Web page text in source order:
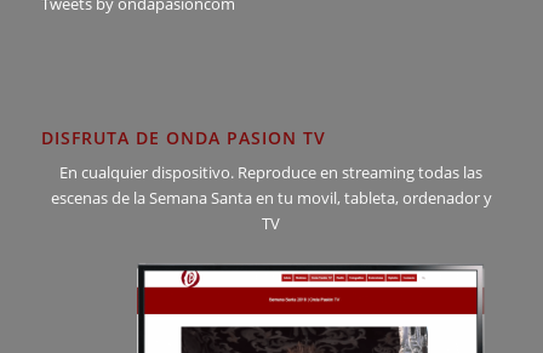
DISFRUTA DE ONDA PASION TV
En cualquier dispositivo. Reproduce en streaming todas las
escenas de la Semana Santa en tu movil, tableta, ordenador y
TV